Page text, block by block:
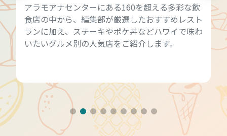
アラモアナセンターにある160を超える多彩な飲
食店の中から、編集部が厳選したおすすめレスト
ランに加え、ステーキやポケ丼などハワイで味わ
いたいグルメ別の人気店をご紹介します。